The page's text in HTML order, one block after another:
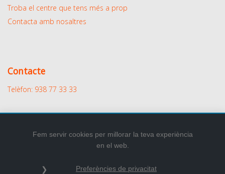
Troba el centre que tens més a prop
Contacta amb nosaltres
Contacte
Telèfon: 938 77 33 33
© Tots els drets reservats.
Fem servir cookies per millorar la teva experiència
en el web.
Preferències de privacitat